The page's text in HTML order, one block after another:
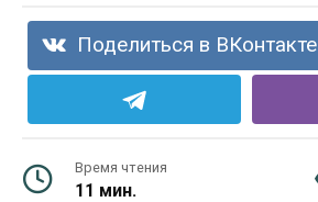
Поделиться в ВКонтакте
Время чтения
11 мин.